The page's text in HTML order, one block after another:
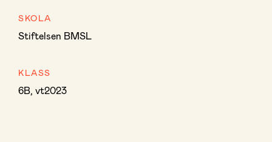
SKOLA
Stiftelsen BMSL
KLASS
6B, vt2023